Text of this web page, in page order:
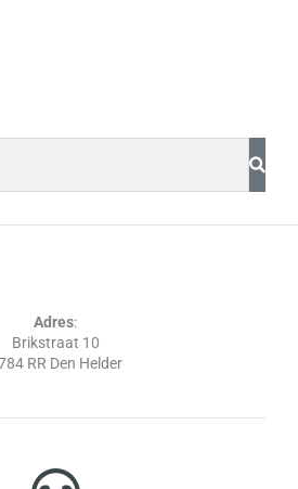
Adres:
Brikstraat 10
RR Den Helder